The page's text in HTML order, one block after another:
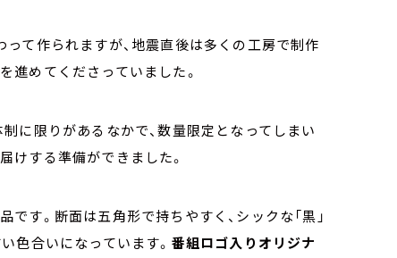
て作られますが、地震直後は多くの工房で制作
進めてくださっていました。
に限りがあるなかで、数量限定となってしまい
けする準備ができました。
す。断面は五角形で持ちやすく、シックな「黒」
色合いになっています。 番組ロゴ入りオリジナ